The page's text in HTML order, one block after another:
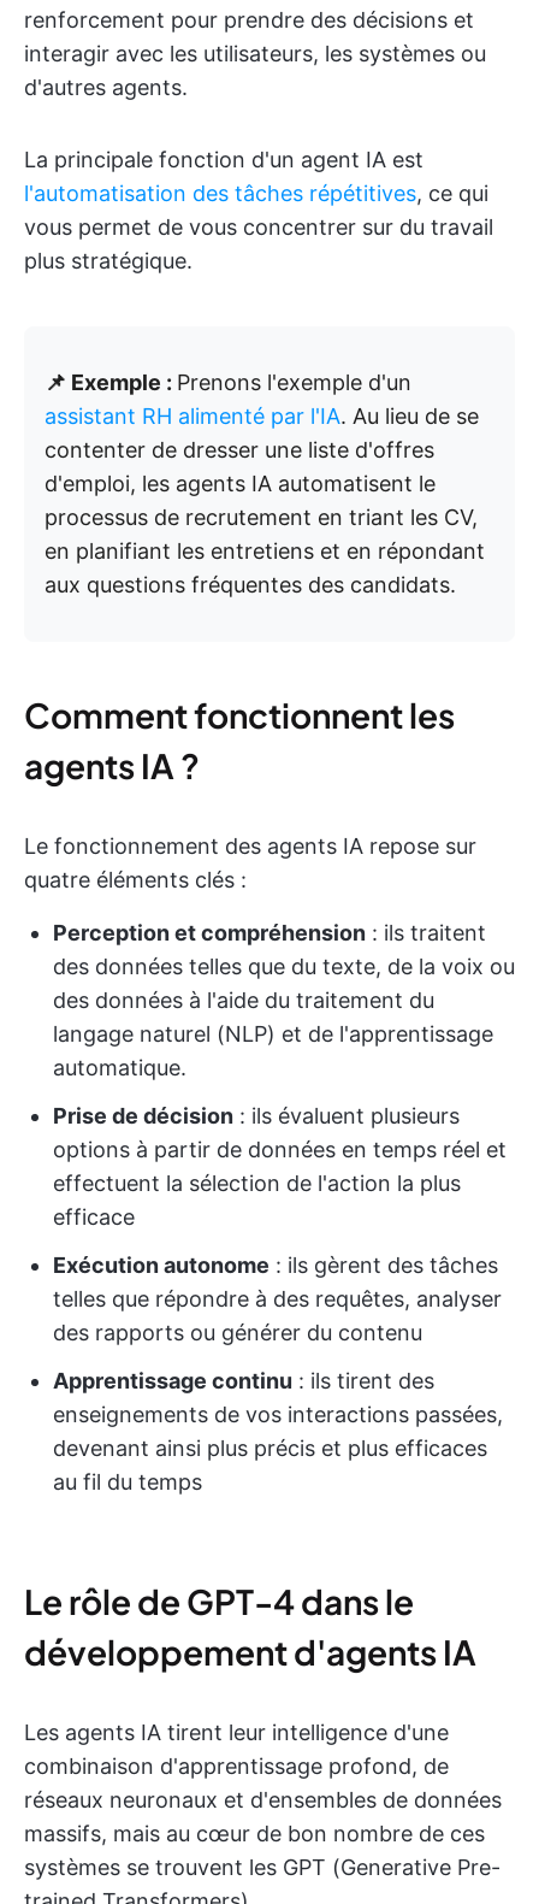
renforcement pour prendre des décisions et
interagir avec les utilisateurs, les systèmes ou
d'autres agents.
La principale fonction d'un agent IA est
l'automatisation des tâches répétitives, ce qui
vous permet de vous concentrer sur du travail
plus stratégique.
📌 Exemple : Prenons l'exemple d'un
assistant RH alimenté par l'IA. Au lieu de se
contenter de dresser une liste d'offres
d'emploi, les agents IA automatisent le
processus de recrutement en triant les CV,
en planifiant les entretiens et en répondant
aux questions fréquentes des candidats.
Comment fonctionnent les
agents IA ?
Le fonctionnement des agents IA repose sur
quatre éléments clés :
Perception et compréhension : ils traitent
des données telles que du texte, de la voix ou
des données à l'aide du traitement du
langage naturel (NLP) et de l'apprentissage
automatique.
Prise de décision : ils évaluent plusieurs
options à partir de données en temps réel et
effectuent la sélection de l'action la plus
efficace
Exécution autonome : ils gèrent des tâches
telles que répondre à des requêtes, analyser
des rapports ou générer du contenu
Apprentissage continu : ils tirent des
enseignements de vos interactions passées,
devenant ainsi plus précis et plus efficaces
au fil du temps
Le rôle de GPT-4 dans le
développement d'agents IA
Les agents IA tirent leur intelligence d'une
combinaison d'apprentissage profond, de
réseaux neuronaux et d'ensembles de données
massifs, mais au cœur de bon nombre de ces
systèmes se trouvent les GPT (Generative Pre-